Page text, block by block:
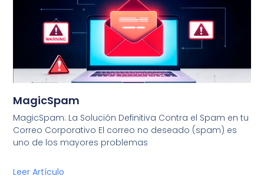
MagicSpam
MagicSpam: La Solución Definitiva Contra el Spam en tu
Correo Corporativo El correo no deseado (spam) es
uno de los mayores problemas
Leer Artículo